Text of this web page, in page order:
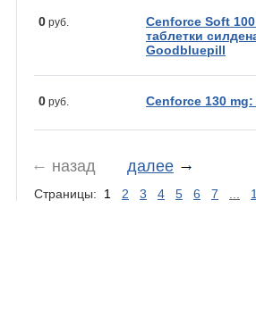
0 руб.
Cenforce Soft
таблетки
Goodbluepill
0 руб. Cenforce 130
назад далее
Страницы: 1 2 3 4 5 6 7